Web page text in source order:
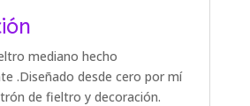
mediano hecho
.Diseñado desde cero por mí
de fieltro y decoración.